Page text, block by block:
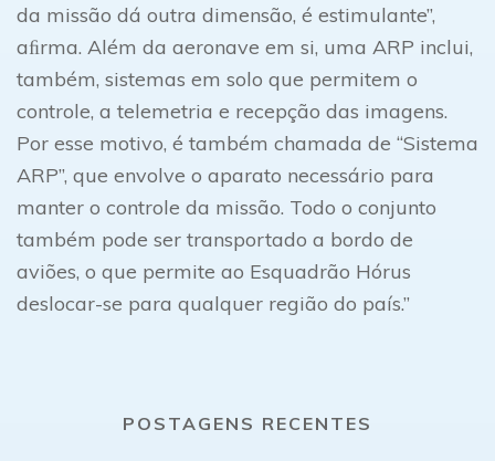
da missão dá outra dimensão, é estimulante”,
aﬁrma. Além da aeronave em si, uma ARP inclui,
também, sistemas em solo que permitem o
controle, a telemetria e recepção das imagens.
Por esse motivo, é também chamada de “Sistema
ARP”, que envolve o aparato necessário para
manter o controle da missão. Todo o conjunto
também pode ser transportado a bordo de
aviões, o que permite ao Esquadrão Hórus
deslocar-se para qualquer região do país.”
POSTAGENS RECENTES